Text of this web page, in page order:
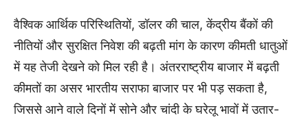
वैश्विक आर्थिक परिस्थितियों, डॉलर की चाल, केंद्रीय बैंकों की
नीतियों और सुरक्षित निवेश की बढ़ती मांग के कारण कीमती धातुओं
में यह तेजी देखने को मिल रही है। अंतरराष्ट्रीय बाजार में बढ़ती
कीमतों का असर भारतीय सराफा बाजार पर भी पड़ सकता है,
जिससे आने वाले दिनों में सोने और चांदी के घरेलू भावों में उतार-